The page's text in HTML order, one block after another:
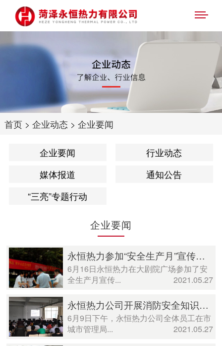
首页> 企业动态 > 企业要闻
企业要闻
行业动态
媒体报道
通知公告
“三亮”专题行动
企业要闻
永恒热力参加“安全生产月”宣传咨询日活动
6月16日永恒热力在大剧院广场参加了安
全生产月宣传...
2021.05.27
永恒热力公司开展消防安全知识培训活动
6月9日下午，永恒热力公司全体员工在市
城市管理局...
2021.05.27